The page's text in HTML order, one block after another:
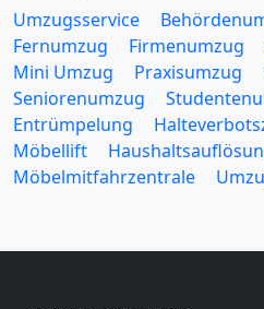
Umzugsservice
Fernumzug
Firmenumzug
Mini Umzug
Praxisumzug
Seniorenumzug
Entrümpelung
Möbellift
Möbelmitfahrzentrale